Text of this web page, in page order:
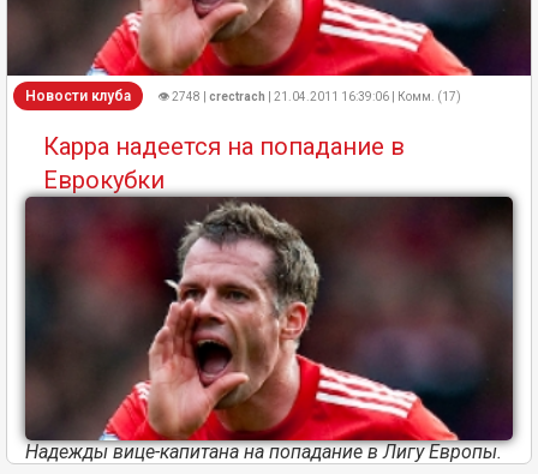
Новости клуба 👁 2748 | crectrach | 21.04.2011 16:39:06 | Комм. (17)
Карра надеется на попадание в
Еврокубки
Надежды вице-капитана на попадание в Лигу Европы.